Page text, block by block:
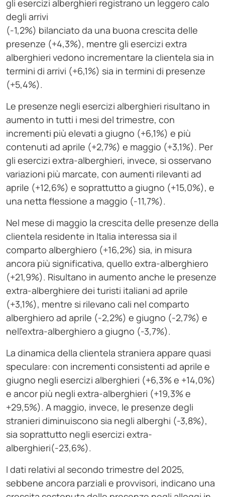
gli esercizi alberghieri registrano un leggero calo
degli arrivi
(-1,2%) bilanciato da una buona crescita delle
presenze (+4,3%), mentre gli esercizi extra
alberghieri vedono incrementare la clientela sia in
termini di arrivi (+6,1%) sia in termini di presenze
(+5,4%).
Le presenze negli esercizi alberghieri risultano in
aumento in tutti i mesi del trimestre, con
incrementi più elevati a giugno (+6,1%) e più
contenuti ad aprile (+2,7%) e maggio (+3,1%). Per
gli esercizi extra-alberghieri, invece, si osservano
variazioni più marcate, con aumenti rilevanti ad
aprile (+12,6%) e soprattutto a giugno (+15,0%), e
una netta flessione a maggio (-11,7%).
Nel mese di maggio la crescita delle presenze della
clientela residente in Italia interessa sia il
comparto alberghiero (+16,2%) sia, in misura
ancora più significativa, quello extra-alberghiero
(+21,9%). Risultano in aumento anche le presenze
extra-alberghiere dei turisti italiani ad aprile
(+3,1%), mentre si rilevano cali nel comparto
alberghiero ad aprile (-2,2%) e giugno (-2,7%) e
nell’extra-alberghiero a giugno (-3,7%).
La dinamica della clientela straniera appare quasi
speculare: con incrementi consistenti ad aprile e
giugno negli esercizi alberghieri (+6,3% e +14,0%)
e ancor più negli extra-alberghieri (+19,3% e
+29,5%). A maggio, invece, le presenze degli
stranieri diminuiscono sia negli alberghi (-3,8%),
sia soprattutto negli esercizi extra-
alberghieri(-23,6%).
I dati relativi al secondo trimestre del 2025,
sebbene ancora parziali e provvisori, indicano una